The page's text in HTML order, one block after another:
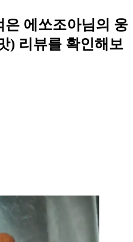
은 에쏘조아님의 웅
) 리뷰를 확인해보